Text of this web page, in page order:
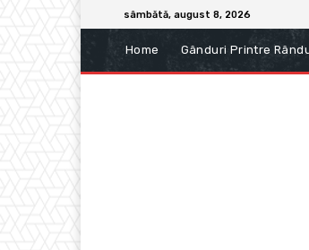
sâmbătă, august 8, 2026
Home Gânduri Printre